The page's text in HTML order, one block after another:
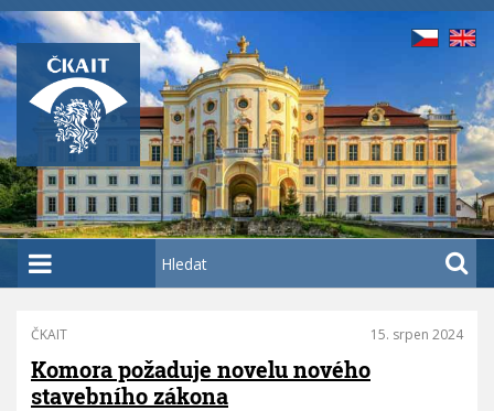
P
ř
e
j
t
k
h
l
t
ČKAIT 15. srpen 2024
Komora požaduje novelu nového
stavebního zákona